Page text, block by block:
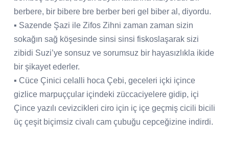
berbere, bir bibere bre berber beri gel biber al, diyordu.
▪ Sazende Şazi ile Zifos Zihni zaman zaman sizin
sokağın sağ köşesinde sinsi sinsi fiskoslaşarak sizi
zibidi Suzi’ye sonsuz ve sorumsuz bir hayasızlıkla ikide
bir şikayet ederler.
▪ Cüce Çinici celalli hoca Çebi, geceleri içki içince
gizlice marpuççular içindeki züccaciyelere gidip, içi
Çince yazılı cevizcikleri ciro için iç içe geçmiş cicili bicili
üç çeşit biçimsiz civalı cam çubuğu cepceğizine indirdi.